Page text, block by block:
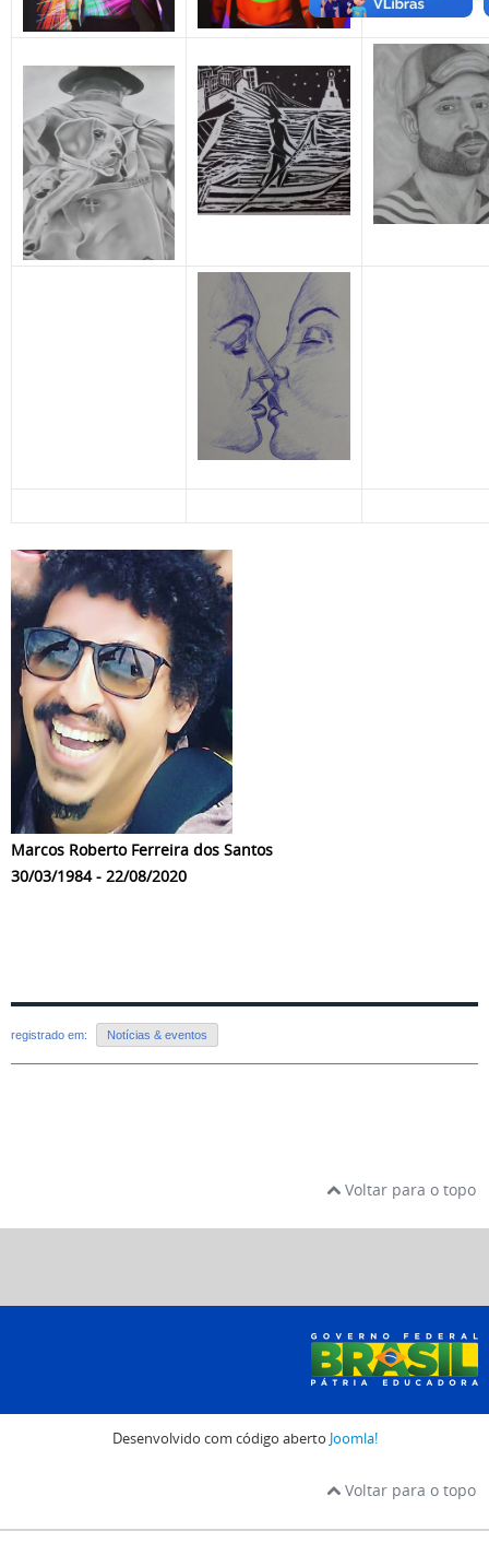
Marcos Roberto Ferreira dos Santos
30/03/1984 - 22/08/2020
registrado em: Notícias & eventos
Voltar para o topo
Desenvolvido com código aberto Joomla!
Voltar para o topo